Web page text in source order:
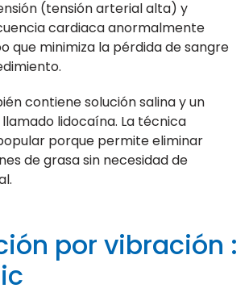
(tensión arterial alta) y
cardiaca anormalmente
que minimiza la pérdida de sangre
contiene solución salina y un
lidocaína. La técnica
porque permite eliminar
de grasa sin necesidad de
por vibración :